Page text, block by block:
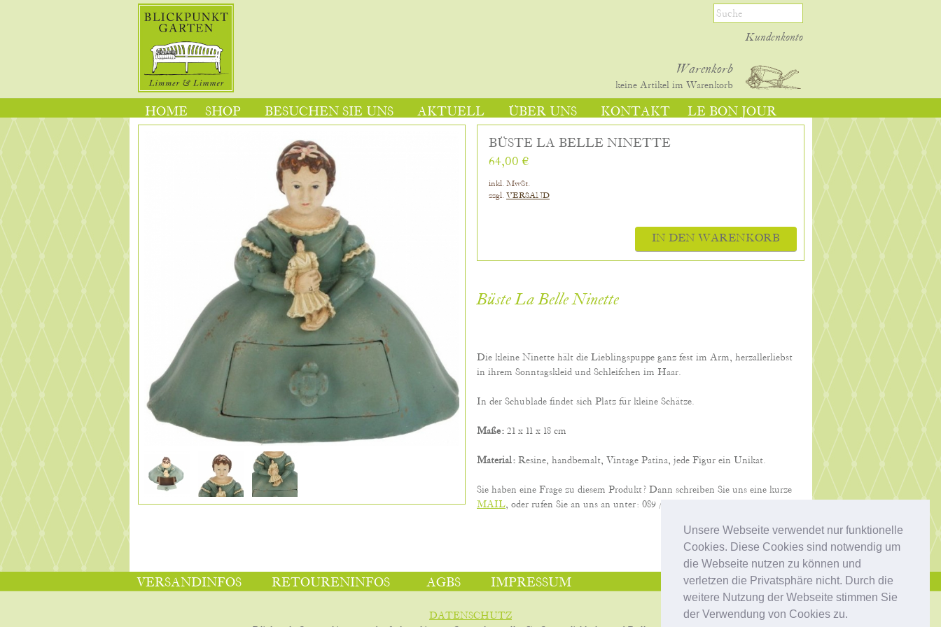
Unsere Webseite verwendet nur funktionelle
Cookies. Diese Cookies sind notwendig um
die Webseite nutzen zu können und
verletzen die Privatsphäre nicht. Durch die
weitere Nutzung der Webseite stimmen Sie
der Verwendung von Cookies zu.
Kundenkonto
Warenkorb
keine Artikel im Warenkorb
HOME SHOP BESUCHEN SIE UNS AKTUELL ÜBER UNS KONTAKT LE BON JOUR
BÜSTE LA BELLE NINETTE
64,00 €
inkl. MwSt.
zzgl. VERSAND
IN DEN WARENKORB
Büste La Belle Ninette
Die kleine Ninette hält die Lieblingspuppe ganz fest im Arm, herzallerliebst
in ihrem Sonntagskleid und Schleifchen im Haar.
In der Schublade findet sich Platz für kleine Schätze.
Maße: 21 x 11 x 18 cm
Material: Resine, handbemalt, Vintage Patina, jede Figur ein Unikat.
Sie haben eine Frage zu diesem Produkt? Dann schreiben Sie uns eine kurze
MAIL, oder rufen Sie an uns an unter: 089 / 68 72 32. Wir beraten Sie gerne!
VERSANDINFOS RETOURENINFOS AGBS IMPRESSUM
DATENSCHUTZ